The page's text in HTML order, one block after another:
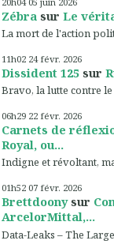
Zébra sur Le
La mort de l'action
11h02 24 févr. 2026
Dissident 125 sur
Bravo, la lutte contre le
06h29 22 févr. 2026
Carnets de
Royal, ou...
Indigne et révoltant,
01h52 07 févr. 2026
Brettdoonysur
ArcelorMittal,...
Data-Leaks – The